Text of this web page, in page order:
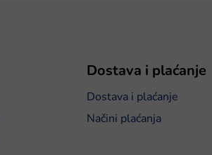
Dostava i plaćanje
Dostava i plaćanje
Načini plaćanja